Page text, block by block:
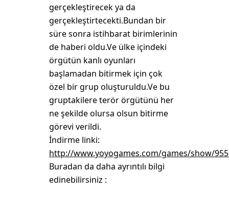
gerçekleştirecek ya da
gerçekleştirtecekti.Bundan bir
süre sonra istihbarat birimlerinin
de haberi oldu.Ve ülke içindeki
örgütün kanlı oyunları
başlamadan bitirmek için çok
özel bir grup oluşturuldu.Ve bu
gruptakilere terör örgütünü her
ne şekilde olursa olsun bitirme
görevi verildi.
İndirme linki:
http://www.yoyogames.com/games/show/
Buradan da daha ayrıntılı bilgi
edinebilirsiniz :